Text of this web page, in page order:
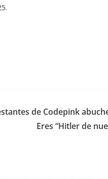
de Codepink
Eres “Hitler de